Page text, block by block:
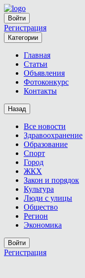
Войти
Регистрация
Категории
Главная
Статьи
Объявления
Фотоконкурс
Контакты
Назад
Все новости
Здравоохранение
Образование
Спорт
Город
ЖКХ
Закон и порядок
Культура
Люди с улицы
Общество
Регион
Экономика
Войти
Регистрация